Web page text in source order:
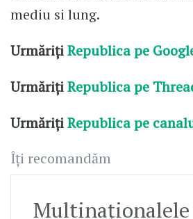
mediu si lung.
UrmărițiRepublica pe
UrmărițiRepublica pe
UrmărițiRepublica pe
Îți recomandăm